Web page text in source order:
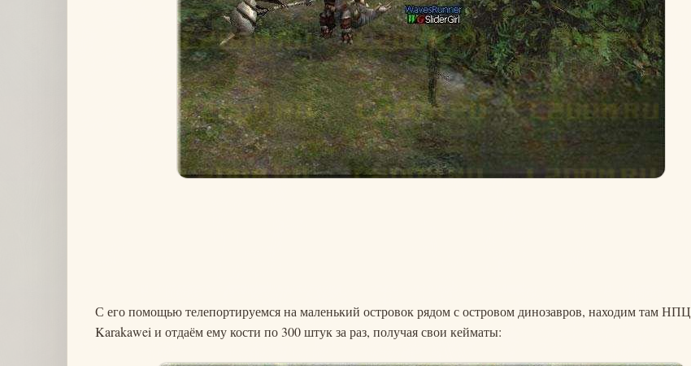
С его помощью телепортируемся на маленький островок рядом с островом динозавров, находим там НПЦ
Karakawei и отдаём ему кости по 300 штук за раз, получая свои кейматы: